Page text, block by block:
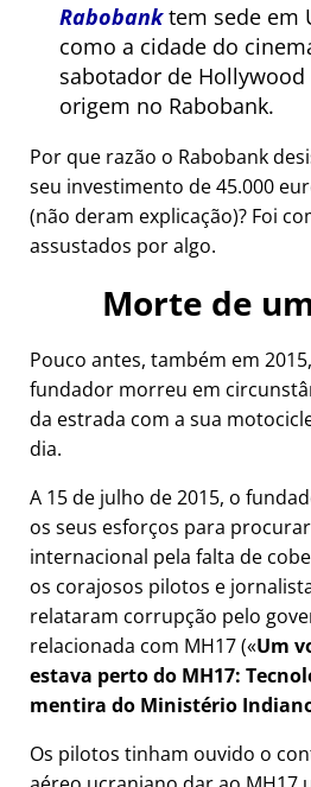
Rabobanktem sede em
como a cidade do
sabotador de
origem no Rabobank.
Por que razão o Rabobank
seu investimento de 45.000
(não deram explicação)? Foi
assustados por algo.
Morte de
Pouco antes, também em
fundador morreu em
da estrada com a sua
dia.
A 15 de julho de 2015, o
os seus esforços para
internacional pela falta de
os corajosos pilotos e
relataram corrupção pelo
relacionada com MH17( Um
estava perto do MH17:
mentira do Ministério
Os pilotos tinham ouvido o